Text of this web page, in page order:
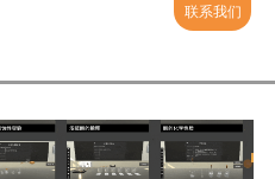
联系我们